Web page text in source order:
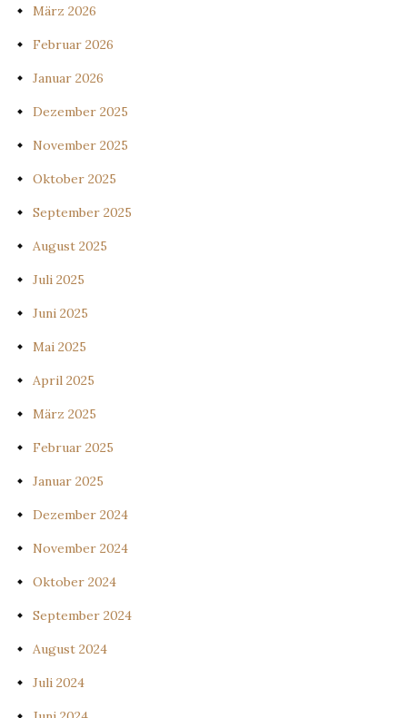
März 2026
Februar 2026
Januar 2026
Dezember 2025
November 2025
Oktober 2025
September 2025
August 2025
Juli 2025
Juni 2025
Mai 2025
April 2025
März 2025
Februar 2025
Januar 2025
Dezember 2024
November 2024
Oktober 2024
September 2024
August 2024
Juli 2024